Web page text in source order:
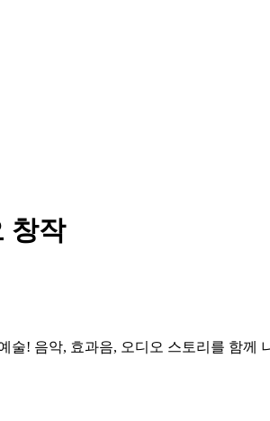
창작
술! 음악, 효과음, 오디오 스토리를 함께